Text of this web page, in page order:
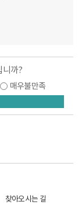
니까?
매우불만족
찾아오시는 길